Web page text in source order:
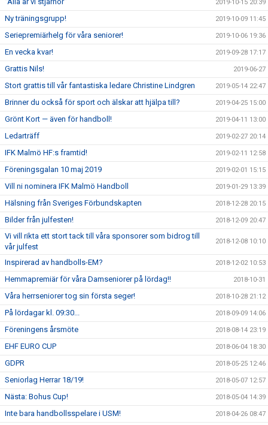
2019-10-15 20:39
Ny träningsgrupp! 2019-10-09 11:45
Seriepremiärhelg för våra seniorer! 2019-10-06 19:36
En vecka kvar! 2019-09-28 17:17
Grattis Nils! 2019-06-27
Stort grattis till vår fantastiska ledare Christine Lindgren 2019-05-14 22:47
Brinner du också för sport och älskar att hjälpa till? 2019-04-25 15:00
Grönt Kort — även för handboll! 2019-04-11 13:00
Ledarträff 2019-02-27 20:14
IFK Malmö HF:s framtid! 2019-02-11 12:58
Föreningsgalan 10 maj 2019 2019-02-01 15:15
Vill ni nominera IFK Malmö Handboll 2019-01-29 13:39
Hälsning från Sveriges Förbundskapten 2018-12-28 20:15
Bilder från julfesten! 2018-12-09 20:47
Vi vill rikta ett stort tack till våra sponsorer som bidrog till
vår julfest
2018-12-08 10:10
Inspirerad av handbolls-EM? 2018-12-02 10:53
Hemmapremiär för våra Damseniorer på lördag!! 2018-10-31
Våra herrseniorer tog sin första seger! 2018-10-28 21:12
På lördagar kl. 09:30... 2018-09-09 14:06
Föreningens årsmöte 2018-08-14 23:19
EHF EURO CUP 2018-06-04 18:30
GDPR 2018-05-25 12:46
Seniorlag Herrar 18/19! 2018-05-07 12:57
Nästa: Bohus Cup! 2018-05-04 14:39
Inte bara handbollsspelare i USM! 2018-04-26 08:47